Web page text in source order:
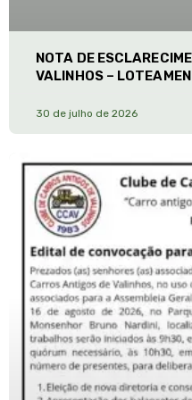
NOTA DE
VALINHOS –
30 de julho de 2026